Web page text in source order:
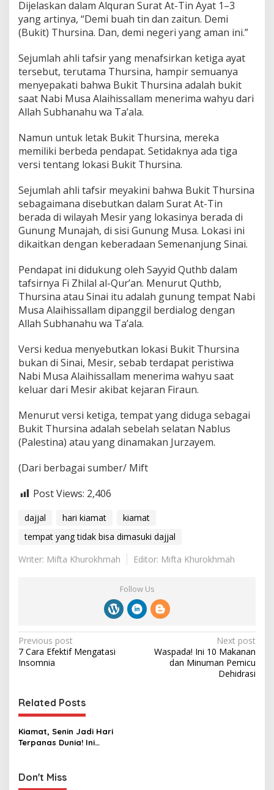
Dijelaskan dalam Alquran Surat At-Tin Ayat 1–3
yang artinya, “Demi buah tin dan zaitun. Demi
(Bukit) Thursina. Dan, demi negeri yang aman ini.”
Sejumlah ahli tafsir yang menafsirkan ketiga ayat
tersebut, terutama Thursina, hampir semuanya
menyepakati bahwa Bukit Thursina adalah bukit
saat Nabi Musa Alaihissallam menerima wahyu dari
Allah Subhanahu wa Ta’ala.
Namun untuk letak Bukit Thursina, mereka
memiliki berbeda pendapat. Setidaknya ada tiga
versi tentang lokasi Bukit Thursina.
Sejumlah ahli tafsir meyakini bahwa Bukit Thursina
sebagaimana disebutkan dalam Surat At-Tin
berada di wilayah Mesir yang lokasinya berada di
Gunung Munajah, di sisi Gunung Musa. Lokasi ini
dikaitkan dengan keberadaan Semenanjung Sinai.
Pendapat ini didukung oleh Sayyid Quthb dalam
tafsirnya Fi Zhilal al-Qur’an. Menurut Quthb,
Thursina atau Sinai itu adalah gunung tempat Nabi
Musa Alaihissallam dipanggil berdialog dengan
Allah Subhanahu wa Ta’ala.
Versi kedua menyebutkan lokasi Bukit Thursina
bukan di Sinai, Mesir, sebab terdapat peristiwa
Nabi Musa Alaihissallam menerima wahyu saat
keluar dari Mesir akibat kejaran Firaun.
Menurut versi ketiga, tempat yang diduga sebagai
Bukit Thursina adalah sebelah selatan Nablus
(Palestina) atau yang dinamakan Jurzayem.
(Dari berbagai sumber/ Mift
Post Views: 2,406
dajjal hari kiamat
kiamat
tempat yang tidak bisa dimasuki dajjal
Writer: Mifta Khurokhmah
Editor: Mifta Khurokhmah
Follow Us
P
o
t
n
a
v
g
Previous post
7 Cara Efektif Mengatasi
Insomnia
Next post
Waspada! Ini 10 Makanan
dan Minuman Pemicu
Dehidrasi
Related Posts
Kiamat, Senin Jadi Hari
Terpanas Dunia! Ini
Don't Miss